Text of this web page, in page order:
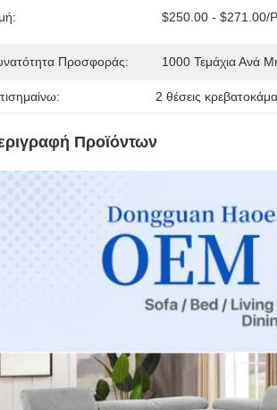
$250.00 - $271.00/
Προσφοράς: 1000 Τεμάχια Ανά
2 θέσεις
Προϊόντων